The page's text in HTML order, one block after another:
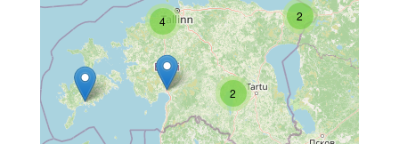
2
2
4